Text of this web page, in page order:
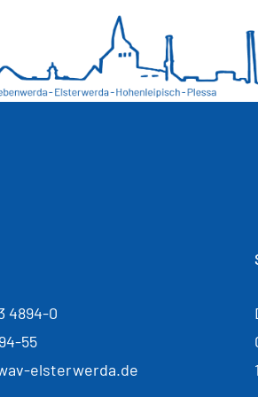
4894-0
55
elsterwerda.de